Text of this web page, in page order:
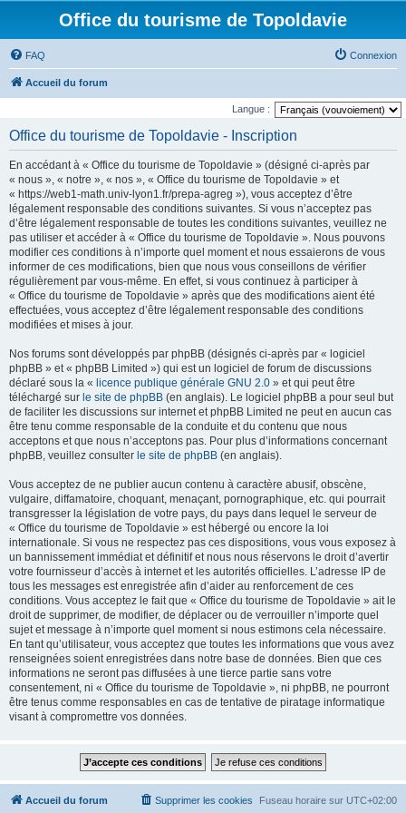
Office du tourisme de Topoldavie
FAQ Connexion
Accueil du forum
Langue :
Office du tourisme de Topoldavie - Inscription
En accédant à « Office du tourisme de Topoldavie » (désigné ci-après par
« nous », « notre », « nos », « Office du tourisme de Topoldavie » et
« https://web1-math.univ-lyon1.fr/prepa-agreg »), vous acceptez d’être
légalement responsable des conditions suivantes. Si vous n’acceptez pas
d’être légalement responsable de toutes les conditions suivantes, veuillez ne
pas utiliser et accéder à « Office du tourisme de Topoldavie ». Nous pouvons
modifier ces conditions à n’importe quel moment et nous essaierons de vous
informer de ces modifications, bien que nous vous conseillons de vérifier
régulièrement par vous-même. En effet, si vous continuez à participer à
« Office du tourisme de Topoldavie » après que des modifications aient été
effectuées, vous acceptez d’être légalement responsable des conditions
modifiées et mises à jour.
Nos forums sont développés par phpBB (désignés ci-après par « logiciel
phpBB » et « phpBB Limited ») qui est un logiciel de forum de discussions
déclaré sous la « licence publique générale GNU 2.0 » et qui peut être
téléchargé sur le site de phpBB (en anglais). Le logiciel phpBB a pour seul but
de faciliter les discussions sur internet et phpBB Limited ne peut en aucun cas
être tenu comme responsable de la conduite et du contenu que nous
acceptons et que nous n’acceptons pas. Pour plus d’informations concernant
phpBB, veuillez consulter le site de phpBB (en anglais).
Vous acceptez de ne publier aucun contenu à caractère abusif, obscène,
vulgaire, diffamatoire, choquant, menaçant, pornographique, etc. qui pourrait
transgresser la législation de votre pays, du pays dans lequel le serveur de
« Office du tourisme de Topoldavie » est hébergé ou encore la loi
internationale. Si vous ne respectez pas ces dispositions, vous vous exposez à
un bannissement immédiat et définitif et nous nous réservons le droit d’avertir
votre fournisseur d’accès à internet et les autorités officielles. L’adresse IP de
tous les messages est enregistrée afin d’aider au renforcement de ces
conditions. Vous acceptez le fait que « Office du tourisme de Topoldavie » ait le
droit de supprimer, de modifier, de déplacer ou de verrouiller n’importe quel
sujet et message à n’importe quel moment si nous estimons cela nécessaire.
En tant qu’utilisateur, vous acceptez que toutes les informations que vous avez
renseignées soient enregistrées dans notre base de données. Bien que ces
informations ne seront pas diffusées à une tierce partie sans votre
consentement, ni « Office du tourisme de Topoldavie », ni phpBB, ne pourront
être tenus comme responsables en cas de tentative de piratage informatique
visant à compromettre vos données.
Accueil du forum Fuseau horaire sur UTC+02:00
Supprimer les cookies